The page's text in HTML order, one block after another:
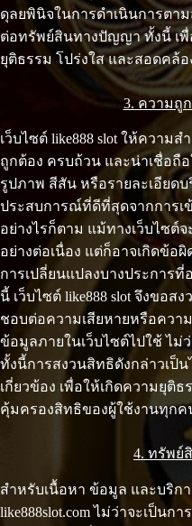
ดุลยพินิจในการดำเนินการตา
ต่อทรัพย์สินทางปัญญา ทั้งนี้ เพื่
ยุติธรรม โปร่งใส และสอดคล้
3. ความถู
เว็บไซต์ like888 slot ให้ควา
ถูกต้อง ครบถ้วน และน่าเชื่อถื
รูปภาพ สีสัน หรือรายละเอียดบ
ประสบการณ์ที่ดีที่สุดจากการเ
อย่างไรก็ตาม แม้ทางเว็บไซต์
อย่างต่อเนื่อง แต่ก็อาจเกิดข้อ
การเปลี่ยนแปลงบางประการ
นี้ เว็บไซต์ like888 slot จึงขอ
ชอบต่อความเสียหายหรือควา
ข้อมูลภายในเว็บไซต์ไปใช้ ไม่
ทั้งนี้การสงวนสิทธิดังกล่าวเป็
เกี่ยวข้อง เพื่อให้เกิดความยุติ
คุ้มครองสิทธิของผู้ใช้งานทุกค
4. ทรัพย์
สำหรับเนื้อหา ข้อมูล และบริก
like888slot.com ไม่ว่าจะเป็น